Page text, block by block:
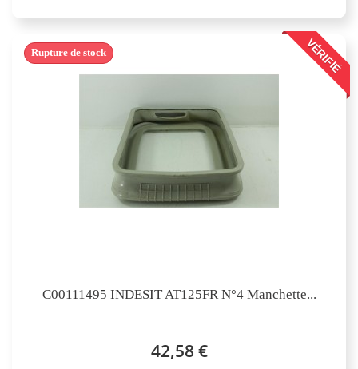
VÉRIFIÉ
C00111495 INDESIT AT125FR N°4 Manchette...
42,58 €
Rupture de stock